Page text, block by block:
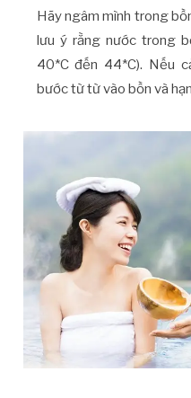
Hãy ngâm mình trong
lưu ý rằng nước trong
40*C đến 44*C). Nếu
bước từ từ vào bồn và